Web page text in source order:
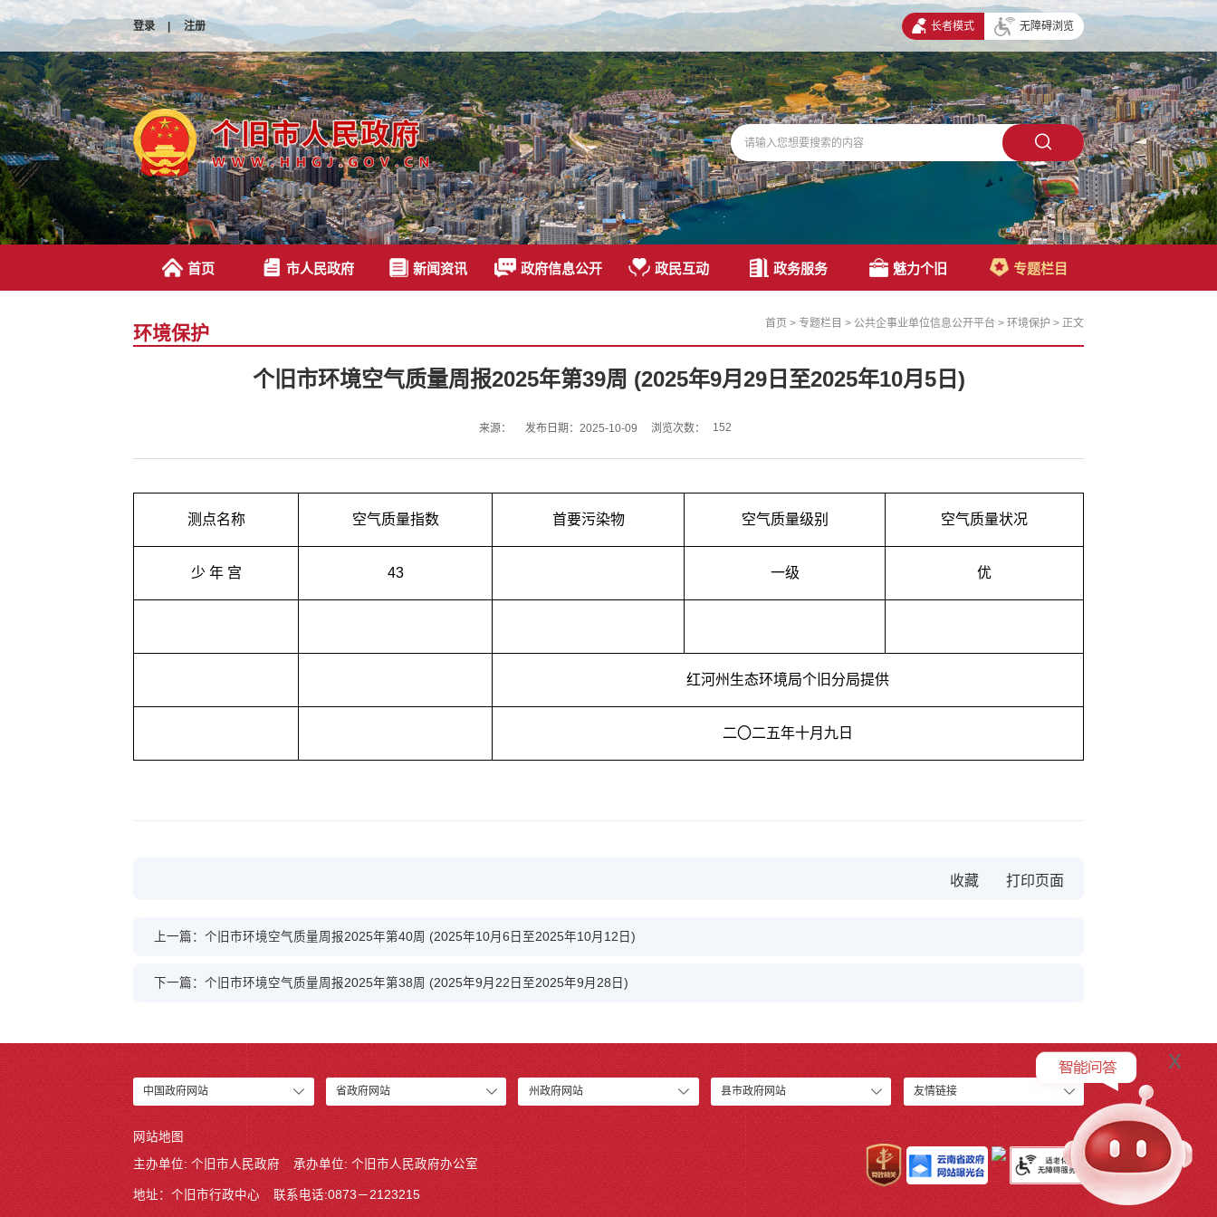
登录 | 注册 长者模式 无障碍浏览
首页 市人民政府 新闻资讯 政府信息公开 政民互动 政务服务 魅力个旧 专题栏目
环境保护 首页 > 专题栏目 > 公共企事业单位信息公开平台 > 环境保护 > 正文
个旧市环境空气质量周报2025年第39周 (2025年9月29日至2025年10月5日)
来源： 发布日期：2025-10-09 浏览次数： 152
测点名称 空气质量指数 首要污染物 空气质量级别 空气质量状况
少 年 宫 43 一级 优
红河州生态环境局个旧分局提供
二〇二五年十月九日
收藏
上一篇：个旧市环境空气质量周报2025年第40周 (2025年10月6日至2025年10月12日)
下一篇：个旧市环境空气质量周报2025年第38周 (2025年9月22日至2025年9月28日)
中国政府网站 省政府网站 州政府网站 县市政府网站 友情链接
网站地图
主办单位: 个旧市人民政府 承办单位: 个旧市人民政府办公室
地址：个旧市行政中心 联系电话:0873－2123215
x